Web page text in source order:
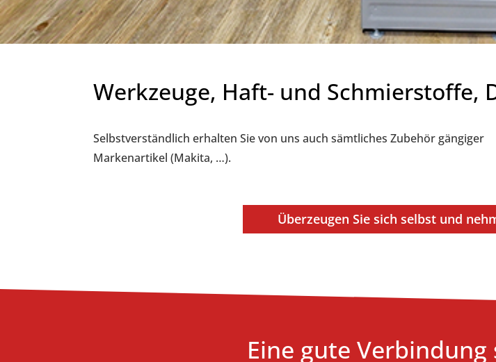
Werkzeuge, Haft- und Schmierstoffe,
Selbstverständlich erhalten Sie von uns auch sämtliches Zubehör gängiger
Markenartikel (Makita, …).
Überzeugen Sie sich selbst und
Eine gute